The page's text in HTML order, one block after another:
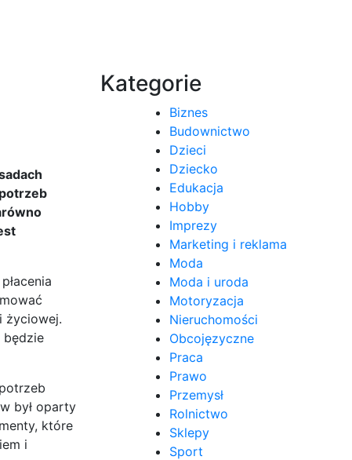
życiowej.
będzie
był oparty
które
i
Kategorie
Biznes
Budownictwo
Dzieci
Dziecko
Edukacja
Hobby
Imprezy
Marketing i reklama
Moda
Moda i uroda
Motoryzacja
Nieruchomości
Obcojęzyczne
Praca
Prawo
Przemysł
Rolnictwo
Sklepy
Sport